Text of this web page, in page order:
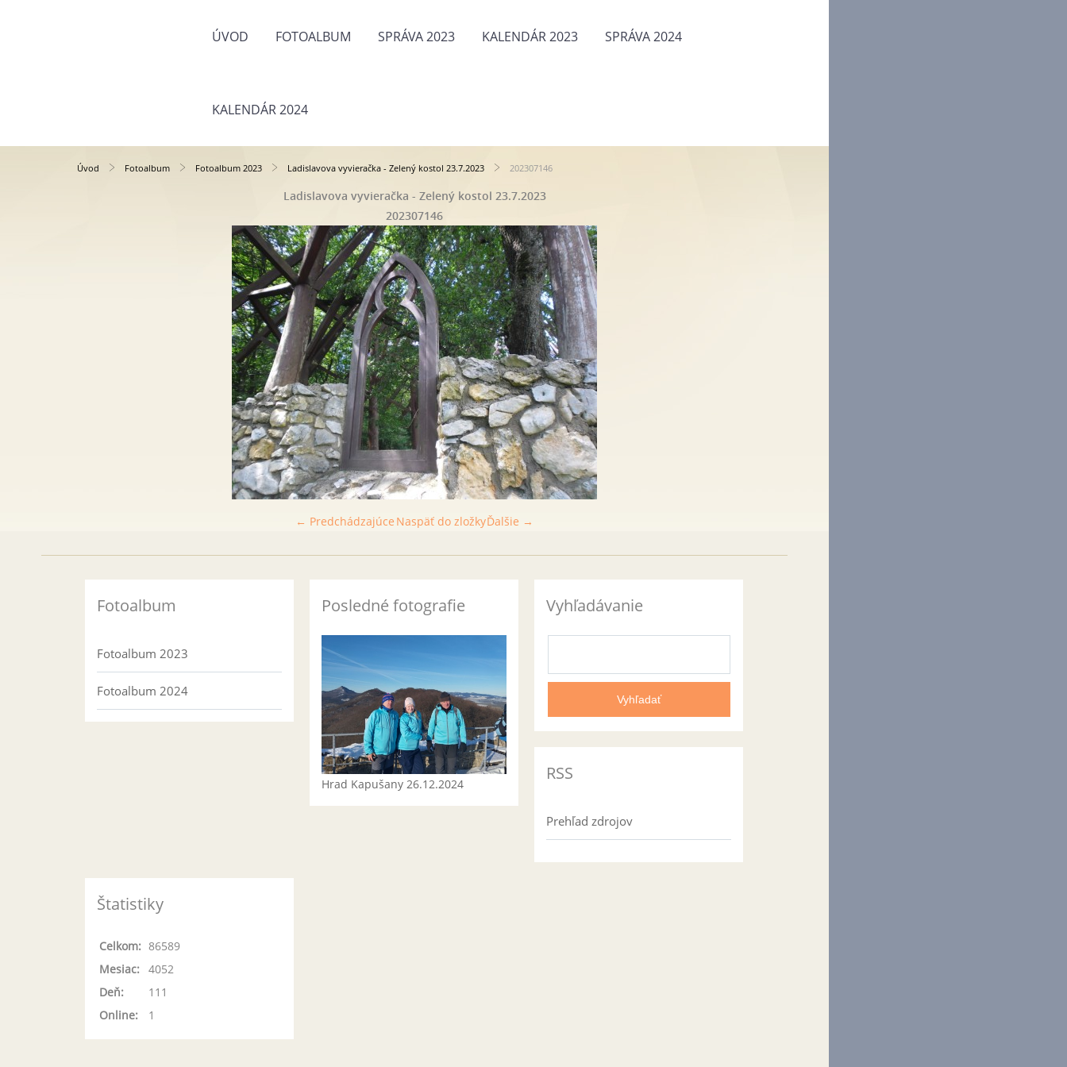
ÚVOD FOTOALBUM SPRÁVA 2023 KALENDÁR 2023 SPRÁVA 2024
KALENDÁR 2024
Úvod Fotoalbum Fotoalbum 2023 Ladislavova vyvieračka - Zelený kostol 23.7.2023 202307146
Ladislavova vyvieračka - Zelený kostol 23.7.2023
202307146
← Predchádzajúce Ďalšie →
Naspäť do zložky
Fotoalbum
Fotoalbum 2023
Fotoalbum 2024
Posledné fotografie
Hrad Kapušany 26.12.2024
Vyhľadávanie
RSS
Prehľad zdrojov
Štatistiky
Online: 1
Celkom: 86589
Mesiac: 4052
Deň:
111